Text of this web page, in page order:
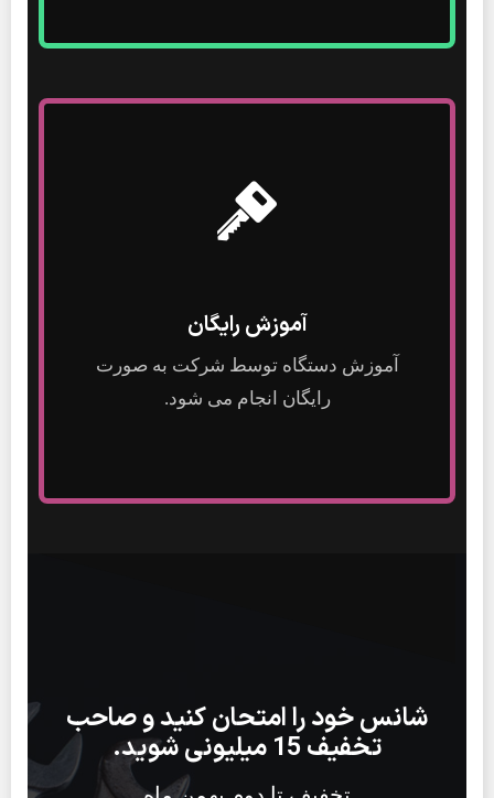
آموزش رایگان
آموزش دستگاه توسط شرکت به صورت
رایگان انجام می شود.
شانس خود را امتحان کنید و صاحب
تخفیف 15 میلیونی شوید.